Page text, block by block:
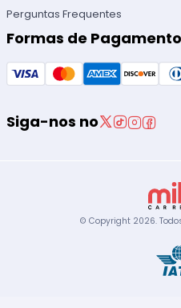
Perguntas Frequentes
Formas de Pagamento
Siga-nos no
© Copyright 2026.